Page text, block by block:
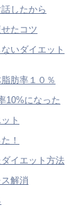
したから
たコツ
いダイエット
肪率１０％
10%になった
ト
！
イエット方法
解消